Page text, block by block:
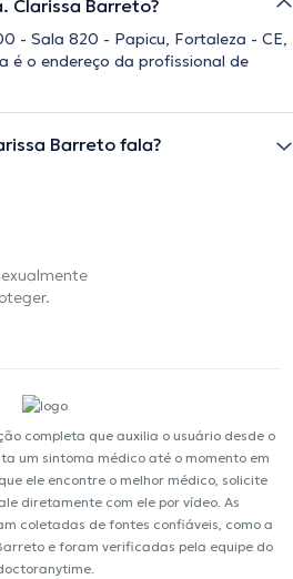
Clarissa Barreto?
- Sala 820 - Papicu, Fortaleza - CE,
é o endereço da profissional de
Barreto fala?
completa que auxilia o usuário desde o
um sintoma médico até o momento em
ele encontre o melhor médico, solicite
diretamente com ele por vídeo. As
coletadas de fontes confiáveis, como a
e foram verificadas pela equipe do